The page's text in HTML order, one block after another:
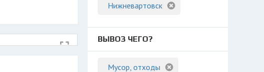
Нижневартовск
ВЫВОЗ ЧЕГО?
Мусор, отходы